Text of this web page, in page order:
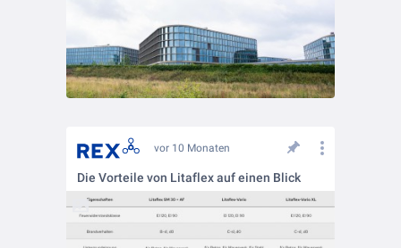
vor 10 Monaten
Die Vorteile von Litaflex auf einen Blick